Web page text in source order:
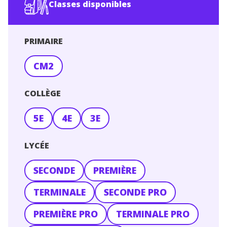
Classes disponibles
PRIMAIRE
CM2
COLLÈGE
5E 4E 3E
LYCÉE
SECONDE
PREMIÈRE
TERMINALE
SECONDE PRO
PREMIÈRE PRO
TERMINALE PRO